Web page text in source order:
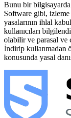
Bunu bir
Software gibi,
yasalarının ihlal
kullanıcıları
olabilir ve parasal ve
İndirip kullanmadan
konusunda yasal